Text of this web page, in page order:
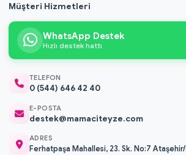
Müşteri Hizmetleri
WhatsApp Destek
Hızlı destek hattı
TELEFON
0 (544) 646 42 40
E-POSTA
destek@mamaciteyze.com
ADRES
Ferhatpaşa Mahallesi, 23. Sk. No:7